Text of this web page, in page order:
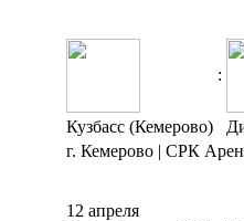
:
Кузбасс (Кемерово)
г. Кемерово | СРК
12 апреля